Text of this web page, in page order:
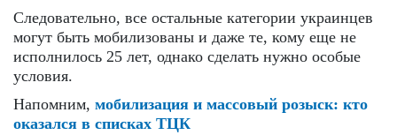
Следовательно, все остальные категории украинцев
могут быть мобилизованы и даже те, кому еще не
исполнилось 25 лет, однако сделать нужно особые
условия.
Напомним, мобилизация и массовый розыск: кто
оказался в списках ТЦК